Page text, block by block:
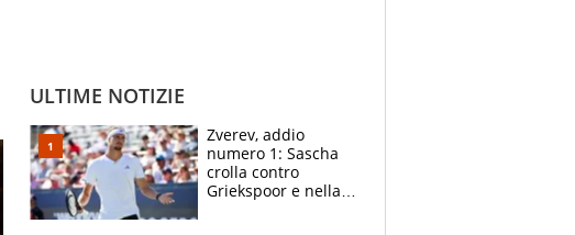
ULTIME NOTIZIE
Zverev, addio
numero 1: Sascha
crolla contro
Griekspoor e nella